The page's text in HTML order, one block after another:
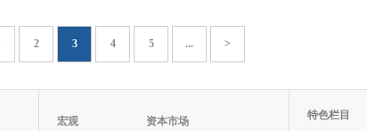
2 3 4 5 ... >
宏观 资本市场 特色栏目